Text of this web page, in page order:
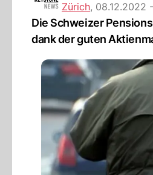
Zürich, 08.12.2022
Die Schweizer
dank der guten